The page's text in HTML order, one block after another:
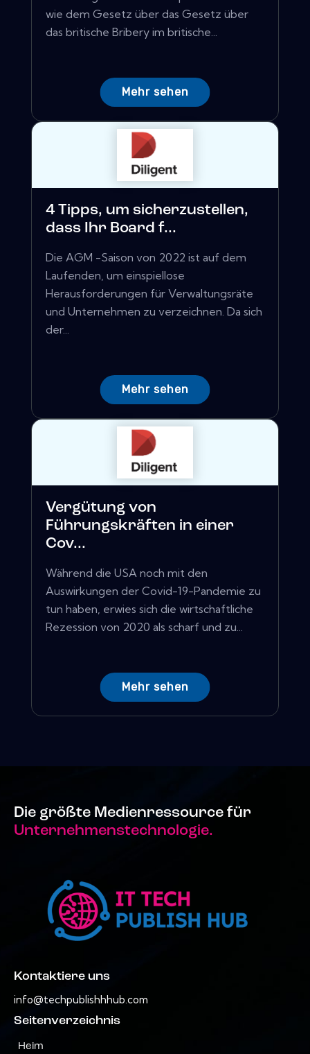
wie dem Gesetz über das Gesetz über
das britische Bribery im britische...
Mehr sehen
4 Tipps, um sicherzustellen,
dass Ihr Board f...
Die AGM -Saison von 2022 ist auf dem
Laufenden, um einspiellose
Herausforderungen für Verwaltungsräte
und Unternehmen zu verzeichnen. Da sich
der...
Mehr sehen
Vergütung von
Führungskräften in einer
Cov...
Während die USA noch mit den
Auswirkungen der Covid-19-Pandemie zu
tun haben, erwies sich die wirtschaftliche
Rezession von 2020 als scharf und zu...
Mehr sehen
Die größte Medienressource für
Unternehmenstechnologie.
Kontaktiere uns
info@techpublishhhub.com
Seitenverzeichnis
Heim